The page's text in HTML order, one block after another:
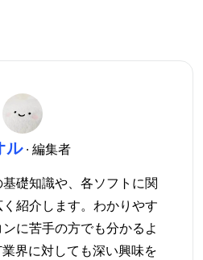
ル· 編集者
礎知識や、各ソフトに関
紹介します。わかりやす
に苦手の方でも分かるよ
界に対しても深い興味を